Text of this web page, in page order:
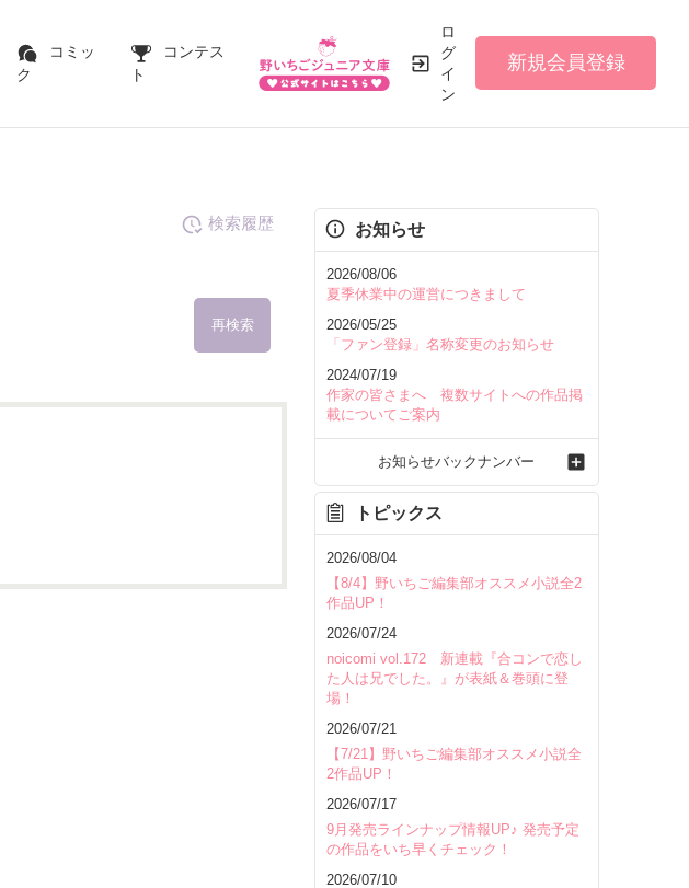
コミッ
ク
コンテス
ト
ロ
グ
イ
ン
新規会員登録
再検索
検索履歴 お知らせ
2026/08/06
夏季休業中の運営につきまして
2026/05/25
「ファン登録」名称変更のお知らせ
2024/07/19
作家の皆さまへ 複数サイトへの作品掲
載についてご案内
お知らせバックナンバー
トピックス
2026/08/04
【8/4】野いちご編集部オススメ小説全2
作品UP！
2026/07/24
noicomi vol.172 新連載『合コンで恋し
た人は兄でした。』が表紙＆巻頭に登
場！
2026/07/21
【7/21】野いちご編集部オススメ小説全
2作品UP！
2026/07/17
9月発売ラインナップ情報UP♪ 発売予定
の作品をいち早くチェック！
2026/07/10